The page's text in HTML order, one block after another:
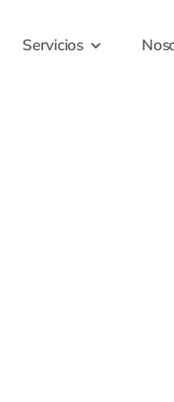
Servicios